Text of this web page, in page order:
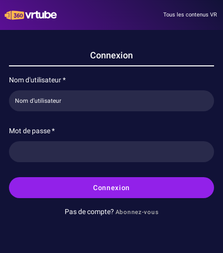
Tous les contenus VR
Connexion
Nom d'utilisateur*
Mot de passe*
Connexion
Pas de compte? Abonnez-vous